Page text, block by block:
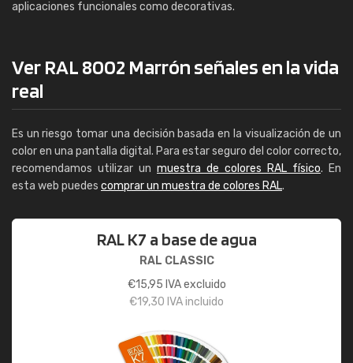
aplicaciones funcionales como decorativas.
Ver RAL 8002 Marrón señales en la vida
real
Es un riesgo tomar una decisión basada en la visualización de un
color en una pantalla digital. Para estar seguro del color correcto,
recomendamos utilizar un muestra de colores RAL físico. En
esta web puedes comprar un muestra de colores RAL.
RAL K7 a base de agua
RAL CLASSIC
€15,95 IVA excluido
€19,30 IVA incluido